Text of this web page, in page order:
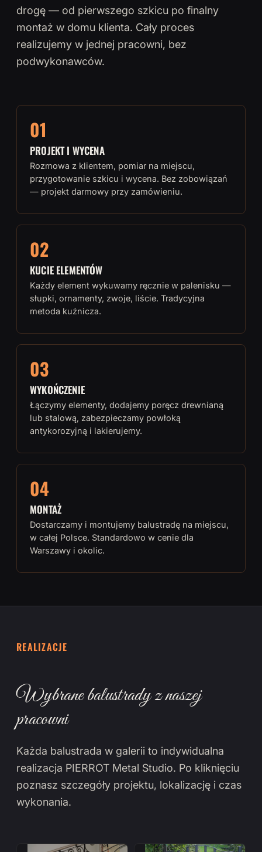
drogę — od pierwszego szkicu po finalny
montaż w domu klienta. Cały proces
realizujemy w jednej pracowni, bez
podwykonawców.
01
PROJEKT I WYCENA
Rozmowa z klientem, pomiar na miejscu,
przygotowanie szkicu i wycena. Bez zobowiązań
— projekt darmowy przy zamówieniu.
02
KUCIE ELEMENTÓW
Każdy element wykuwamy ręcznie w palenisku —
słupki, ornamenty, zwoje, liście. Tradycyjna
metoda kuźnicza.
03
WYKOŃCZENIE
Łączymy elementy, dodajemy poręcz drewnianą
lub stalową, zabezpieczamy powłoką
antykorozyjną i lakierujemy.
04
MONTAŻ
Dostarczamy i montujemy balustradę na miejscu,
w całej Polsce. Standardowo w cenie dla
Warszawy i okolic.
REALIZACJE
Wybrane balustrady z naszej
pracowni
Każda balustrada w galerii to indywidualna
realizacja PIERROT Metal Studio. Po kliknięciu
poznasz szczegóły projektu, lokalizację i czas
wykonania.